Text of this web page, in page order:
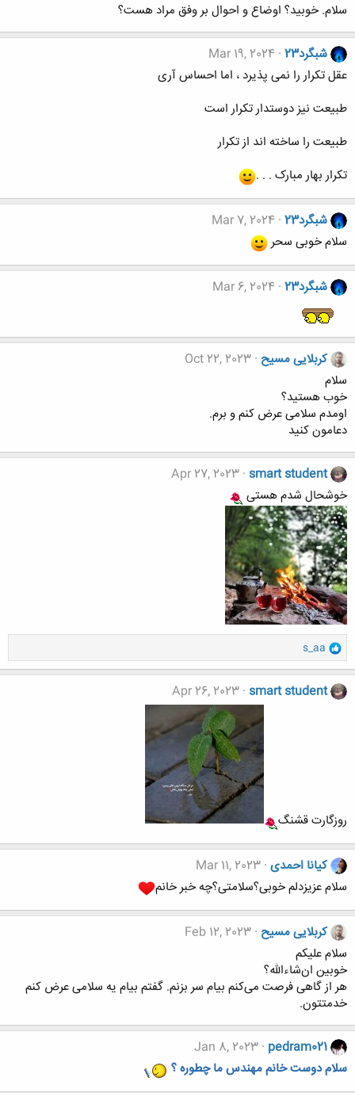
سلام. خوبید؟ اوضاع و احوال بر وفق مراد هست؟
شبگرد23
Mar 19, 2024
عقل تکرار را نمی پذیرد ، اما احساس آری
طبیعت نیز دوستدار تکرار است
طبیعت را ساخته اند از تکرار
تکرار بهار مبارک . . .
شبگرد23
Mar 7, 2024
سلام خوبی سحر
شبگرد23 Mar 6, 2024
کربلایی مسیح Oct 22, 2023
سلام
خوب هستید؟
اومدم سلامی عرض کنم و برم.
دعامون کنید
smart student
Apr 27, 2023
خوشحال شدم هستی
و
ا
ک
ن
s_aa
smart student
Apr 26, 2023
روزگارت قشنگ
کیانا احمدی Mar 11, 2023
سلام عزیزدلم خوبی؟سلامتی؟چه خبر خانم
کربلایی مسیح Feb 12, 2023
سلام علیکم
خوبین ان‌شاءالله؟
هر از گاهی فرصت می‌کنم بیام سر بزنم. گفتم بیام یه سلامی عرض کنم
خدمتتون.
pedram021
Jan 8, 2023
سلام دوست خانم مهندس ما چطوره ؟